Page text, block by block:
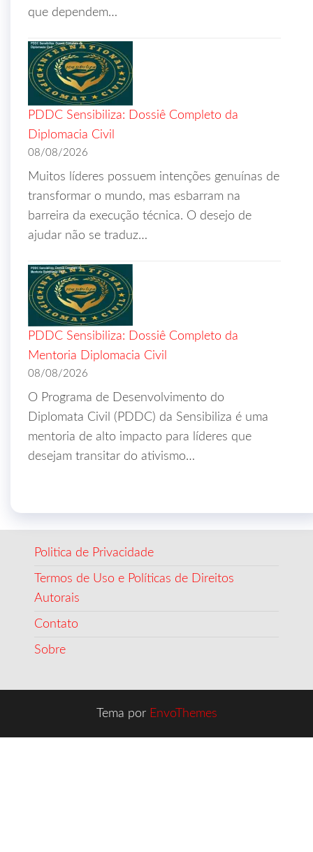
que dependem…
PDDC Sensibiliza: Dossiê Completo da
Diplomacia Civil
08/08/2026
Muitos líderes possuem intenções genuínas de
transformar o mundo, mas esbarram na
barreira da execução técnica. O desejo de
ajudar não se traduz…
PDDC Sensibiliza: Dossiê Completo da
Mentoria Diplomacia Civil
08/08/2026
O Programa de Desenvolvimento do
Diplomata Civil (PDDC) da Sensibiliza é uma
mentoria de alto impacto para líderes que
desejam transitar do ativismo…
Politica de Privacidade
Termos de Uso e Políticas de Direitos
Autorais
Contato
Sobre
Tema por EnvoThemes